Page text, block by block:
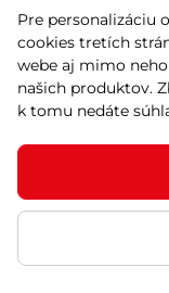
Montáž a
Kariéra
© 2026 Stores
Ochrana osobných
Pre personalizáciu
cookies tretích
webe aj mimo
našich produktov.
k tomu nedáte